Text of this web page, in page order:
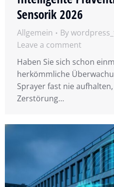
Sensorik 2026
Allgemein By
Leave a comment
Haben Sie sich schon
herkömmliche
Sprayer fast nie
Zerstörung…